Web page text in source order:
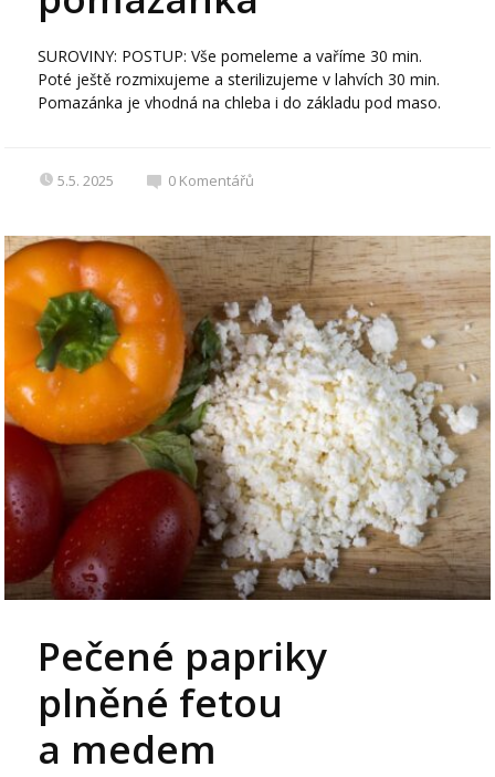
SUROVINY: POSTUP: Vše pomeleme a vaříme 30 min.
Poté ještě rozmixujeme a sterilizujeme v lahvích 30 min.
Pomazánka je vhodná na chleba i do základu pod maso.
5.5. 2025 0 Komentářů
Pečené papriky
plněné fetou
a medem